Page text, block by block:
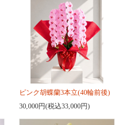
ピンク胡蝶蘭3本立(40輪前後)
30,000円(税込33,000円)